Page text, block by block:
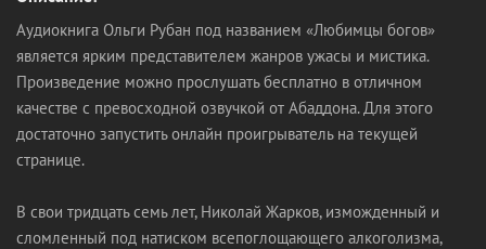
Аудиокнига Ольги Рубан под названием «Любимцы богов»
является ярким представителем жанров ужасы и мистика.
Произведение можно прослушать бесплатно в отличном
качестве с превосходной озвучкой от Абаддона. Для этого
достаточно запустить онлайн проигрыватель на текущей
странице.
В свои тридцать семь лет, Николай Жарков, изможденный и
сломленный под натиском всепоглощающего алкоголизма,